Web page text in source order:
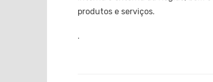
produtos e serviços.
.